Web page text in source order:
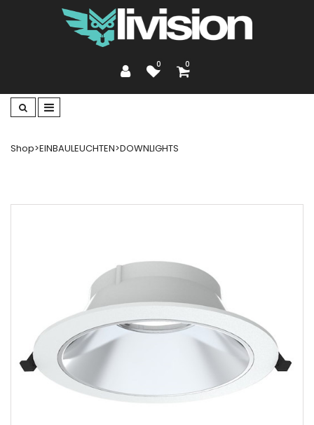
0 0
Shop>EINBAULEUCHTEN>DOWNLIGHTS